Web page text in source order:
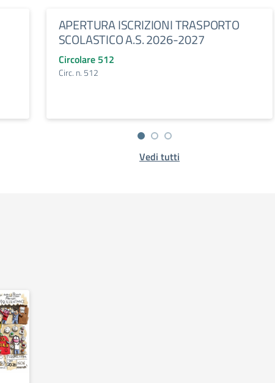
APERTURA ISCRIZIONI TRASPORTO
SCOLASTICO A.S. 2026-2027
Circolare 512
Circ. n. 512
Vedi tutti